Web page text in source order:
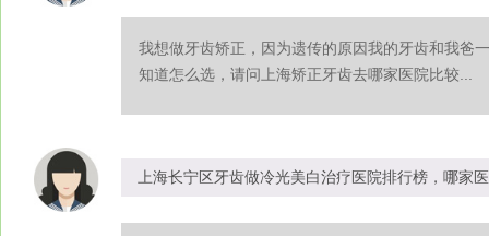
我想做牙齿矫正，因为遗传的原因我的牙齿和我爸
知道怎么选，请问上海矫正牙齿去哪家医院比较...
上海长宁区牙齿做冷光美白治疗医院排行榜，哪家